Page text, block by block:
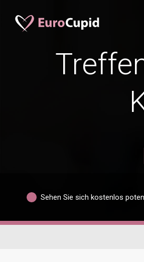
Sehen Sie sich kostenlos